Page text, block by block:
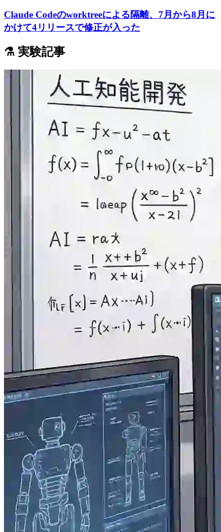
Claude Codeのworktreeによる隔離、7月から8月に
かけて4リリースで修正が入った
⚗️ 実験記事